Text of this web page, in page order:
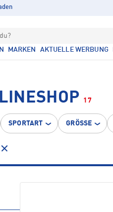
MARKEN AKTUELLE WERBUNG
17
SPORTART GRÖSSE